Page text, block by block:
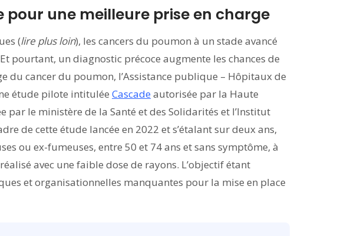
pour une meilleure prise en charge
(lire plus loin), les cancers du poumon à un stade avancé
pourtant, un diagnostic précoce augmente les chances de
du cancer du poumon, l’Assistance publique – Hôpitaux de
étude pilote intitulée Cascade autorisée par la Haute
par le ministère de la Santé et des Solidarités et l’Institut
de cette étude lancée en 2022 et s’étalant sur deux ans,
ou ex-fumeuses, entre 50 et 74 ans et sans symptôme, à
avec une faible dose de rayons. L’objectif étant
et organisationnelles manquantes pour la mise en place